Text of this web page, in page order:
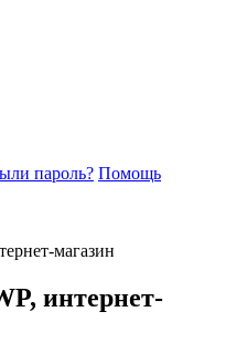
пароль? Помощь
магазин
интернет-